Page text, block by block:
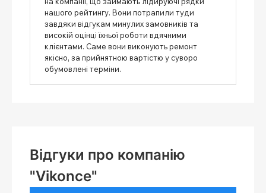
нашого рейтингу. Вони потрапили туди
завдяки відгукам минулих замовників та
високій оцінці їхньої роботи вдячними
клієнтами. Саме вони виконують ремонт
якісно, ​​за прийнятною вартістю у суворо
обумовлені терміни.
Відгуки про компанію
"Vikonce"